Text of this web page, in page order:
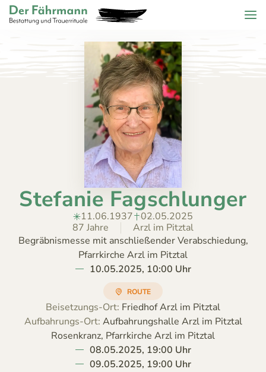
Zum Header springen (Control + Option
Zum Inhalt springen ( Control + Option
Zum Footer springen (Control + Option
zur Navigation springen (Control + Option
Barrierefreiheits-Widget öffnen (
Zur Barrierefreiheitserklaerung (Control + Option
Der Fährmann - Bestattung und Trauerrituale KG
TRAUERFÄLLE
Bestattungskalender
KONTAKT
Stefanie Fagschlunger
11.06.1937
02.05.2025
87 Jahre
Arzl im Pitztal
Begräbnismesse mit anschließender Verabschiedung,
Pfarrkirche Arzl im Pitztal
10.05.2025, 10:00 Uhr
ROUTE
Beisetzungs-Ort: Friedhof Arzl im Pitztal
Aufbahrungs-Ort: Aufbahrungshalle Arzl im Pitztal
Rosenkranz, Pfarrkirche Arzl im Pitztal
08.05.2025, 19:00 Uhr
09.05.2025, 19:00 Uhr